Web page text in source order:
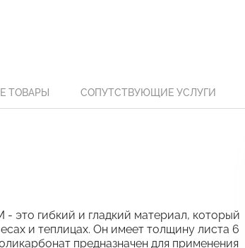
ТОВАРЫ СОПУТСТВУЮЩИЕ УСЛУГИ
гибкий и гладкий материал, который
и теплицах. Он имеет толщину листа 6
предназначен для применения